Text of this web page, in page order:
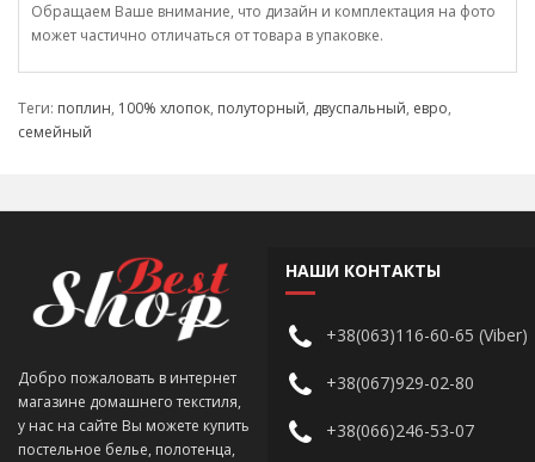
Обращаем Ваше внимание, что дизайн и комплектация на фото
может частично отличаться от товара в упаковке.
Теги: поплин, 100% хлопок, полуторный, двуспальный, евро,
семейный
Добро пожаловать в интернет
магазине домашнего текстиля,
у нас на сайте Вы можете купить
постельное белье, полотенца,
НАШИ КОНТАКТЫ
+38(063)116-60-65 (Viber)
+38(067)929-02-80
+38(066)246-53-07